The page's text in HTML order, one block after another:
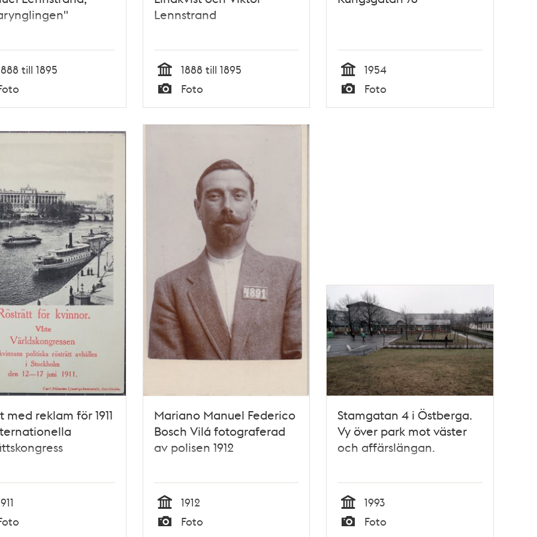
till 1895
Lennstrand
Tid
1888 till 1895
Typ
Foto Tid
1954
Typ
Foto
med reklam för 1911
Mariano Manuel Federico
Bosch Vilá fotograferad
av polisen 1912
Tid
1912
Foto
Stamgatan 4 i Östberga.
Vy över park mot väster
och affärslängan.
Tid
1993
Foto